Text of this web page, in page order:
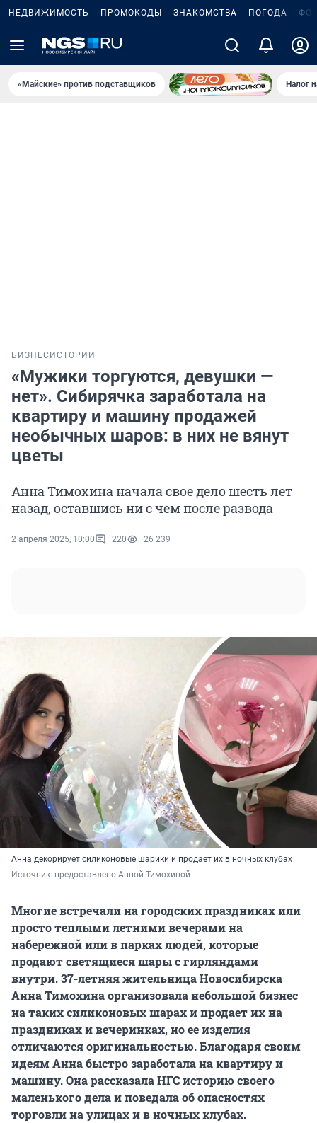
НЕДВИЖИМОСТЬ ПРОМОКОДЫ ЗНАКОМСТВА ПОГОДА
«Майские» против подставщиков Налог
БИЗНЕС ИСТОРИИ
«Мужики торгуются, девушки —
нет». Сибирячка заработала на
квартиру и машину продажей
необычных шаров: в них не вянут
цветы
Анна Тимохина начала свое дело шесть лет
назад, оставшись ни с чем после развода
2 апреля 2025, 10:00 220 26 239
Анна декорирует силиконовые шарики и продает их в ночных клубах
Источник: предоставлено Анной Тимохиной
Многие встречали на городских праздниках или
просто теплыми летними вечерами на
набережной или в парках людей, которые
продают светящиеся шары с гирляндами
внутри. 37-летняя жительница Новосибирска
Анна Тимохина организовала небольшой бизнес
на таких силиконовых шарах и продает их на
праздниках и вечеринках, но ее изделия
отличаются оригинальностью. Благодаря своим
идеям Анна быстро заработала на квартиру и
машину. Она рассказала НГС историю своего
маленького дела и поведала об опасностях
торговли на улицах и в ночных клубах.